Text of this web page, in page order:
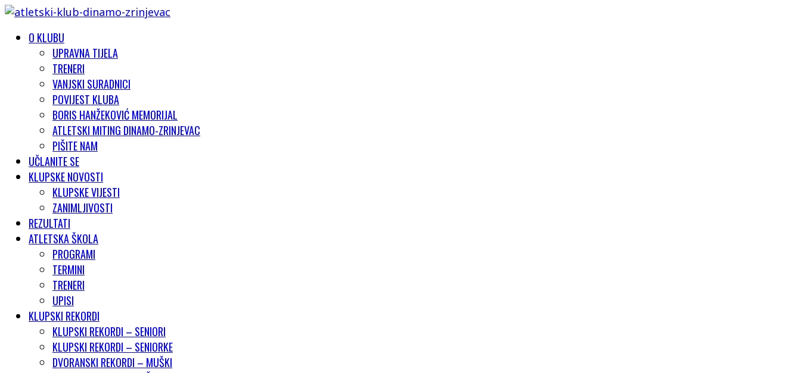
O KLUBU
UPRAVNA TIJELA
TRENERI
VANJSKI SURADNICI
POVIJEST KLUBA
BORIS HANŽEKOVIĆ MEMORIJAL
ATLETSKI MITING DINAMO-ZRINJEVAC
PIŠITE NAM
UČLANITE SE
KLUPSKE NOVOSTI
KLUPSKE VIJESTI
ZANIMLJIVOSTI
REZULTATI
ATLETSKA ŠKOLA
PROGRAMI
TERMINI
TRENERI
UPISI
KLUPSKI REKORDI
KLUPSKI REKORDI – SENIORI
KLUPSKI REKORDI – SENIORKE
DVORANSKI REKORDI – MUŠKI